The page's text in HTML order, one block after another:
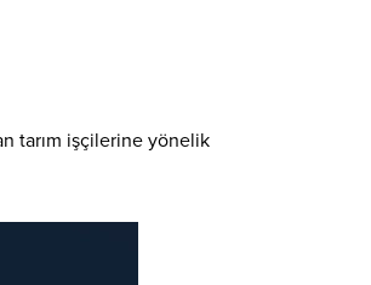
tarım işçilerine yönelik